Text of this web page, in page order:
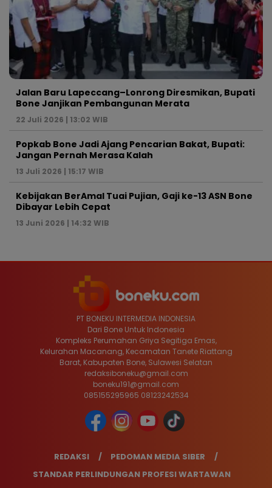
Jalan Baru Lapeccang–Lonrong Diresmikan, Bupati
Bone Janjikan Pembangunan Merata
22 Juli 2026 | 13:02 WIB
Popkab Bone Jadi Ajang Pencarian Bakat, Bupati:
Jangan Pernah Merasa Kalah
13 Juli 2026 | 15:17 WIB
Kebijakan BerAmal Tuai Pujian, Gaji ke-13 ASN Bone
Dibayar Lebih Cepat
13 Juni 2026 | 14:32 WIB
PT BONEKU INTERMEDIA INDONESIA
Dari Bone Untuk Indonesia
Kompleks Perumahan Griya Segitiga Emas,
Kelurahan Macanang, Kecamatan Tanete Riattang
Barat, Kabupaten Bone, Sulawesi Selatan
redaksiboneku@gmail.com
boneku191@gmail.com
085155295965 08123242534
REDAKSI
PEDOMAN MEDIA SIBER
STANDAR PERLINDUNGAN PROFESI WARTAWAN